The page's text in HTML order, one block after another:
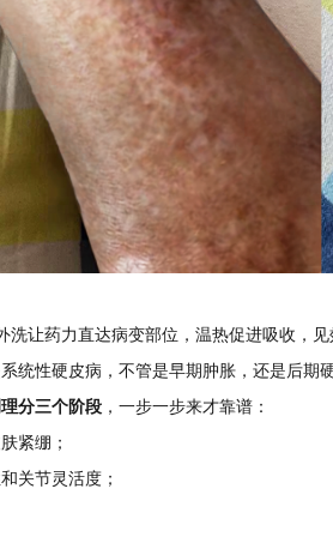
洗让药力直达病变部位，温热促进吸收，见
统性硬皮病，不管是早期肿胀，还是后期
分三个阶段 ，一步一步来才靠谱：
紧绷；
关节灵活度；